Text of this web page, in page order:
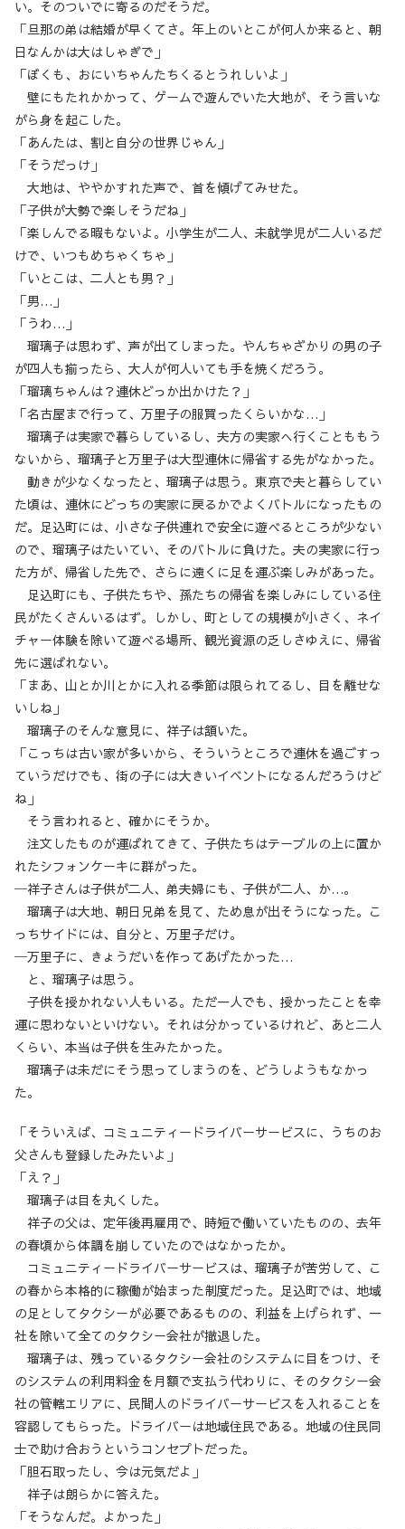
い。そのついでに寄るのだそうだ。
「旦那の弟は結婚が早くてさ。年上のいとこが何人か来ると、朝
日なんかは大はしゃぎで」
「ぼくも、おにいちゃんたちくるとうれしいよ」
壁にもたれかかって、ゲームで遊んでいた大地が、そう言いな
がら身を起こした。
「あんたは、割と自分の世界じゃん」
「そうだっけ」
大地は、ややかすれた声で、首を傾げてみせた。
「子供が大勢で楽しそうだね」
「楽しんでる暇もないよ。小学生が二人、未就学児が二人いるだ
けで、いつもめちゃくちゃ」
「いとこは、二人とも男？」
「男…」
「うわ…」
瑠璃子は思わず、声が出てしまった。やんちゃざかりの男の子
が四人も揃ったら、大人が何人いても手を焼くだろう。
「瑠璃ちゃんは？連休どっか出かけた？」
「名古屋まで行って、万里子の服買ったくらいかな…」
瑠璃子は実家で暮らしているし、夫方の実家へ行くことももう
ないから、瑠璃子と万里子は大型連休に帰省する先がなかった。
動きが少なくなったと、瑠璃子は思う。東京で夫と暮らしてい
た頃は、連休にどっちの実家に戻るかでよくバトルになったもの
だ。足込町には、小さな子供連れで安全に遊べるところが少ない
ので、瑠璃子はたいてい、そのバトルに負けた。夫の実家に行っ
た方が、帰省した先で、さらに遠くに足を運ぶ楽しみがあった。
足込町にも、子供たちや、孫たちの帰省を楽しみにしている住
民がたくさんいるはず。しかし、町としての規模が小さく、ネイ
チャー体験を除いて遊べる場所、観光資源の乏しさゆえに、帰省
先に選ばれない。
「まあ、山とか川とかに入れる季節は限られてるし、目を離せな
いしね」
瑠璃子のそんな意見に、祥子は頷いた。
「こっちは古い家が多いから、そういうところで連休を過ごすっ
ていうだけでも、街の子には大きいイベントになるんだろうけど
ね」
そう言われると、確かにそうか。
注文したものが運ばれてきて、子供たちはテーブルの上に置か
れたシフォンケーキに群がった。
─祥子さんは子供が二人、弟夫婦にも、子供が二人、か…。
瑠璃子は大地、朝日兄弟を見て、ため息が出そうになった。こ
っちサイドには、自分と、万里子だけ。
─万里子に、きょうだいを作ってあげたかった…
と、瑠璃子は思う。
子供を授かれない人もいる。ただ一人でも、授かったことを幸
運に思わないといけない。それは分かっているけれど、あと二人
くらい、本当は子供を生みたかった。
瑠璃子は未だにそう思ってしまうのを、どうしようもなかっ
た。
「そういえば、コミュニティードライバーサービスに、うちのお
父さんも登録したみたいよ」
「え？」
瑠璃子は目を丸くした。
祥子の父は、定年後再雇用で、時短で働いていたものの、去年
の春頃から体調を崩していたのではなかったか。
コミュニティードライバーサービスは、瑠璃子が苦労して、こ
の春から本格的に稼働が始まった制度だった。足込町では、地域
の足としてタクシーが必要であるものの、利益を上げられず、一
社を除いて全てのタクシー会社が撤退した。
瑠璃子は、残っているタクシー会社のシステムに目をつけ、そ
のシステムの利用料金を月額で支払う代わりに、そのタクシー会
社の管轄エリアに、民間人のドライバーサービスを入れることを
容認してもらった。ドライバーは地域住民である。地域の住民同
士で助け合おうというコンセプトだった。
「胆石取ったし、今は元気だよ」
祥子は朗らかに答えた。
「そうなんだ。よかった」